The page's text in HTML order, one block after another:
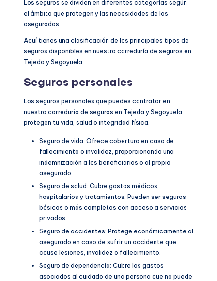
Los seguros se dividen en diferentes categorías según
el ámbito que protegen y las necesidades de los
asegurados.
Aquí tienes una clasificación de los principales tipos de
seguros disponibles en nuestra correduría de seguros en
Tejeda y Segoyuela:
Seguros personales
Los seguros personales que puedes contratar en
nuestra correduría de seguros en Tejeda y Segoyuela
protegen tu vida, salud o integridad física.
Seguro de vida: Ofrece cobertura en caso de
fallecimiento o invalidez, proporcionando una
indemnización a los beneficiarios o al propio
asegurado.
Seguro de salud: Cubre gastos médicos,
hospitalarios y tratamientos. Pueden ser seguros
básicos o más completos con acceso a servicios
privados.
Seguro de accidentes: Protege económicamente al
asegurado en caso de sufrir un accidente que
cause lesiones, invalidez o fallecimiento.
Seguro de dependencia: Cubre los gastos
asociados al cuidado de una persona que no puede